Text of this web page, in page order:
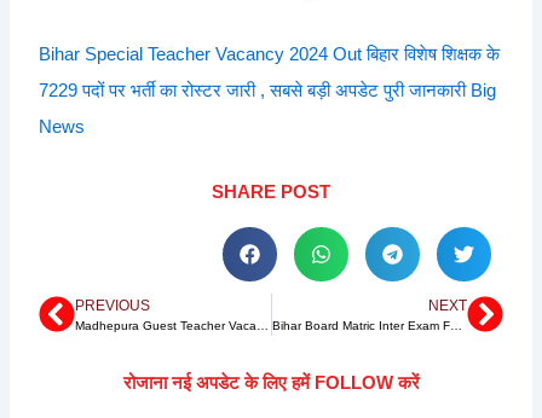
Bihar Special Teacher Vacancy 2024 Out बिहार विशेष शिक्षक के
7229 पदों पर भर्ती का रोस्टर जारी , सबसे बड़ी अपडेट पुरी जानकारी Big
News
SHARE POST
PrevPREVIOUS NEXT
Bihar Board Matric Inter Exam Form 2025 यहां से डाउनलोड करें! यहाँ देंखे पूरी जानकारी कैसे भरे फॉर्म Big Update
रोजाना नई अपडेट के लिए हमें FOLLOW करें